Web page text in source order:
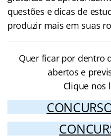
questões e dicas de
produzir mais em suas
Quer ficar por dentro
abertos e
Clique nos